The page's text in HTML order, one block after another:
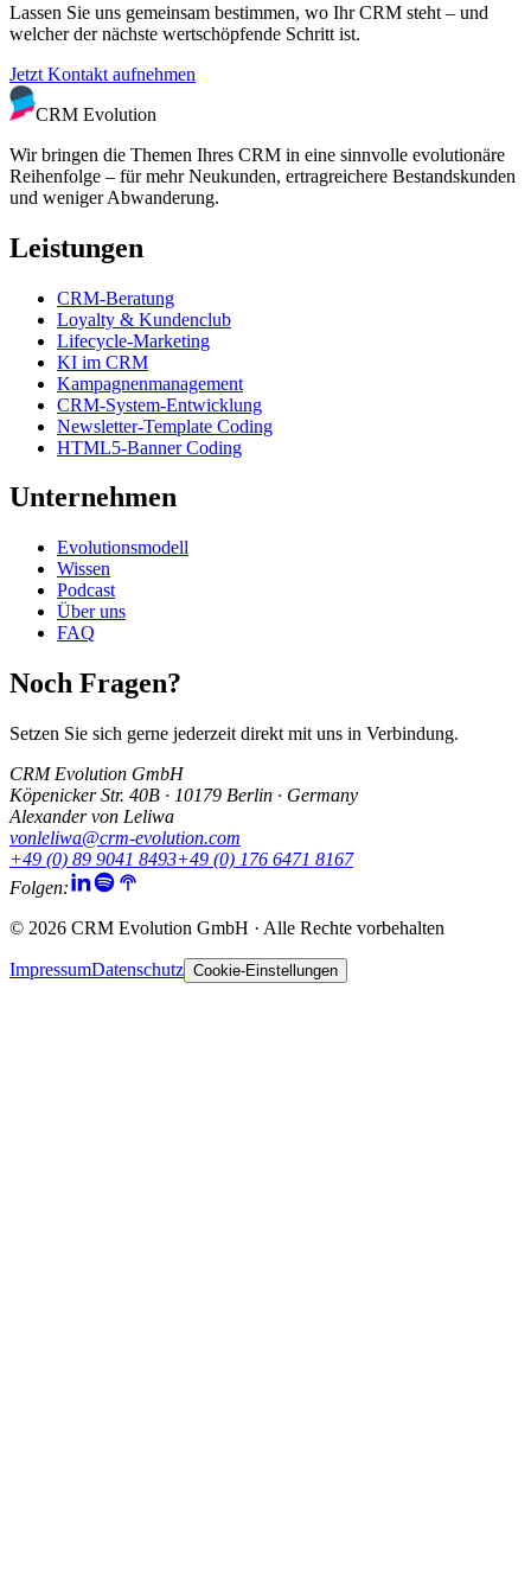
Lassen Sie uns gemeinsam bestimmen, wo Ihr CRM steht – und
welcher der nächste wertschöpfende Schritt ist.
Jetzt Kontakt aufnehmen
CRM Evolution
Wir bringen die Themen Ihres CRM in eine sinnvolle evolutionäre
Reihenfolge – für mehr Neukunden, ertragreichere Bestandskunden
und weniger Abwanderung.
Leistungen
CRM-Beratung
Loyalty & Kundenclub
Lifecycle-Marketing
KI im CRM
Kampagnenmanagement
CRM-System-Entwicklung
Newsletter-Template Coding
HTML5-Banner Coding
Unternehmen
Evolutionsmodell
Wissen
Podcast
Über uns
FAQ
Noch Fragen?
Setzen Sie sich gerne jederzeit direkt mit uns in Verbindung.
CRM Evolution GmbH
Köpenicker Str. 40B · 10179 Berlin · Germany
Alexander von Leliwa
vonleliwa@crm-evolution.com
+49 (0) 89 9041 8493+49 (0) 176 6471 8167
Folgen:
© 2026 CRM Evolution GmbH · Alle Rechte vorbehalten
ImpressumDatenschutz Cookie-Einstellungen